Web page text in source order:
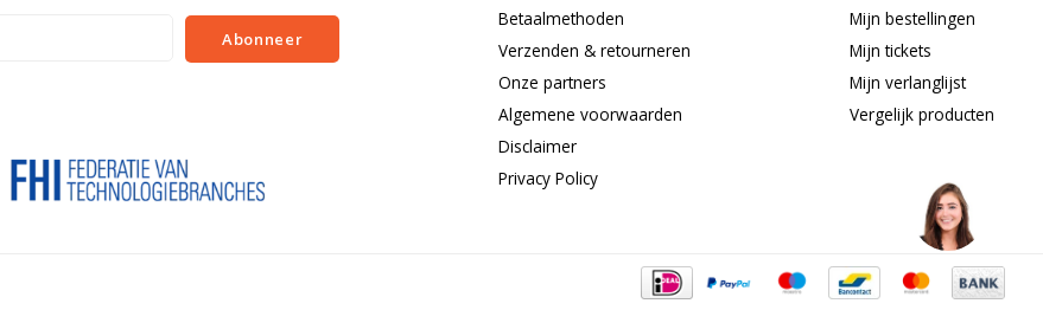
Abonneer
Betaalmethoden
Verzenden & retourneren
Onze partners
Algemene voorwaarden
Disclaimer
Privacy Policy
Mijn bestellingen
Mijn tickets
Mijn verlanglijst
Vergelijk producten